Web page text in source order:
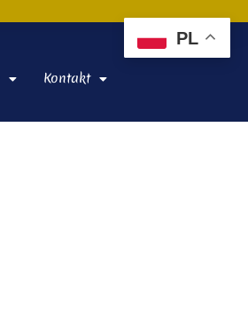
Kontakt
PL